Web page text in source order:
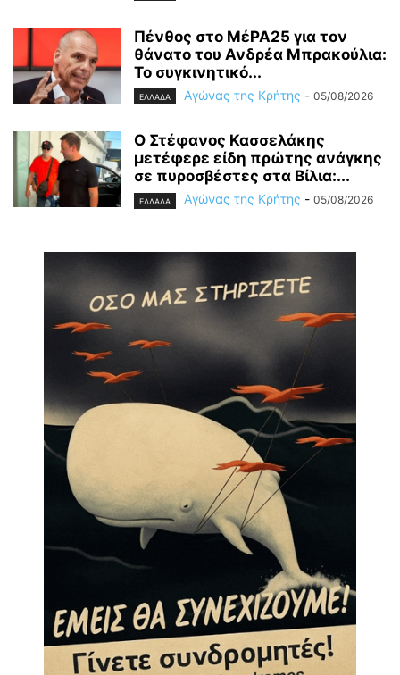
Πένθος στο ΜέΡΑ25 για τον
θάνατο του Ανδρέα Μπρακούλια:
Το συγκινητικό...
ΕΛΛΑΔΑ Αγώνας της Κρήτης - 05/08/2026
Ο Στέφανος Κασσελάκης
μετέφερε είδη πρώτης ανάγκης
σε πυροσβέστες στα Βίλια:...
ΕΛΛΑΔΑ Αγώνας της Κρήτης - 05/08/2026